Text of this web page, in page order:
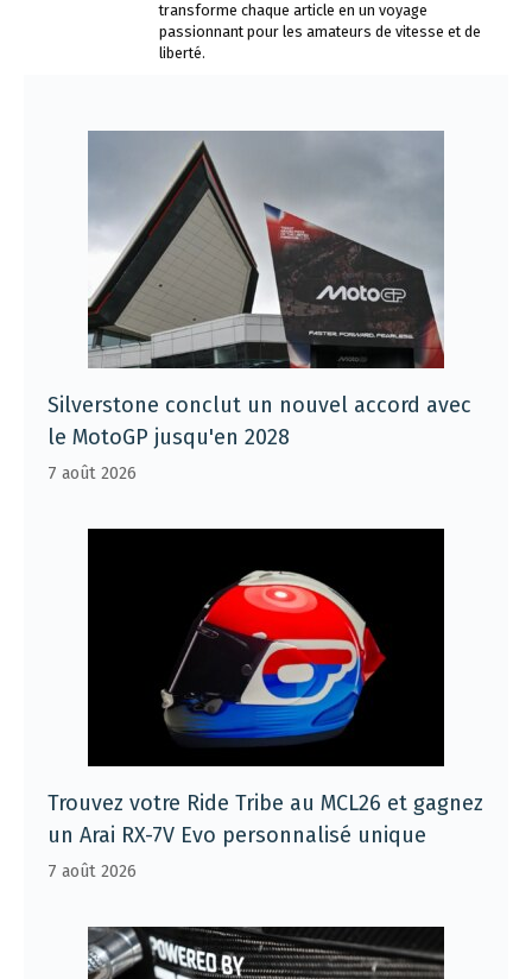
transforme chaque article en un voyage
passionnant pour les amateurs de vitesse et de
liberté.
Silverstone conclut un nouvel accord avec
le MotoGP jusqu'en 2028
7 août 2026
Trouvez votre Ride Tribe au MCL26 et gagnez
un Arai RX-7V Evo personnalisé unique
7 août 2026